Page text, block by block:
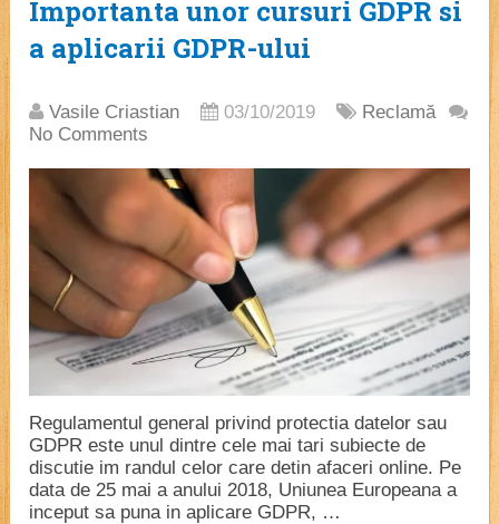
Importanta unor cursuri GDPR si
a aplicarii GDPR-ului
Vasile Criastian 03/10/2019
Reclamă
No Comments
Regulamentul general privind protectia datelor sau
GDPR este unul dintre cele mai tari subiecte de
discutie im randul celor care detin afaceri online. Pe
data de 25 mai a anului 2018, Uniunea Europeana a
inceput sa puna in aplicare GDPR, …